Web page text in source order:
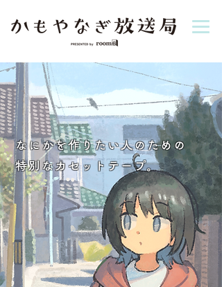
なにかを作りたい人のための
特別なカセットテープ。